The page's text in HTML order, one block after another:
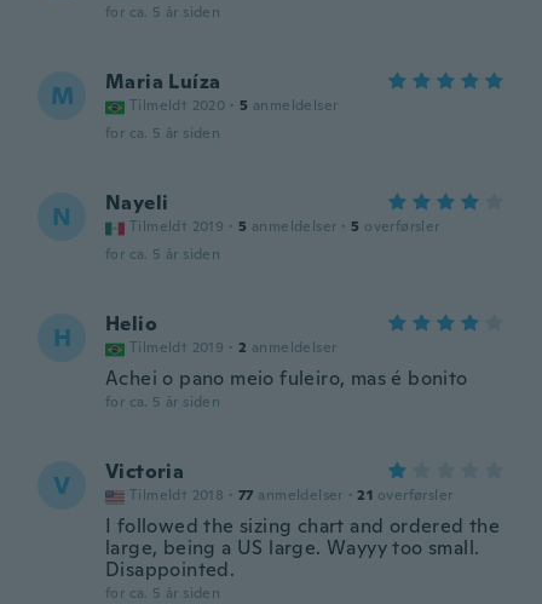
for ca. 5 år siden
M Maria Luíza
Tilmeldt 2020 · 5 anmeldelser
for ca. 5 år siden
N Nayeli
Tilmeldt 2019 · 5 anmeldelser · 5 overførsler
for ca. 5 år siden
H Helio
Tilmeldt 2019 · 2 anmeldelser
Achei o pano meio fuleiro, mas é bonito
for ca. 5 år siden
V Victoria
Tilmeldt 2018 · 77 anmeldelser · 21 overførsler
I followed the sizing chart and ordered the
large, being a US large. Wayyy too small.
Disappointed.
for ca. 5 år siden